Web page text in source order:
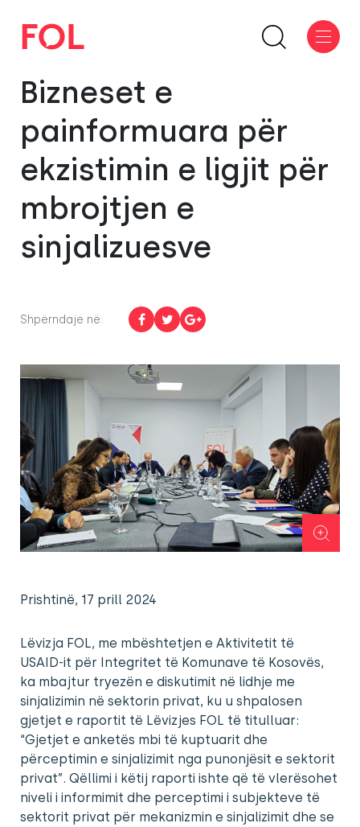
Bizneset e
painformuara për
ekzistimin e ligjit për
mbrojtjen e
sinjalizuesve
Shpërndaje në:
Prishtinë, 17 prill 2024
Lëvizja FOL, me mbështetjen e Aktivitetit të
USAID-it për Integritet të Komunave të Kosovës,
ka mbajtur tryezën e diskutimit në lidhje me
sinjalizimin në sektorin privat, ku u shpalosen
gjetjet e raportit të Lëvizjes FOL të titulluar:
“Gjetjet e anketës mbi të kuptuarit dhe
përceptimin e sinjalizimit nga punonjësit e sektorit
privat”. Qëllimi i këtij raporti ishte që të vlerësohet
niveli i informimit dhe perceptimi i subjekteve të
sektorit privat për mekanizmin e sinjalizimit dhe se